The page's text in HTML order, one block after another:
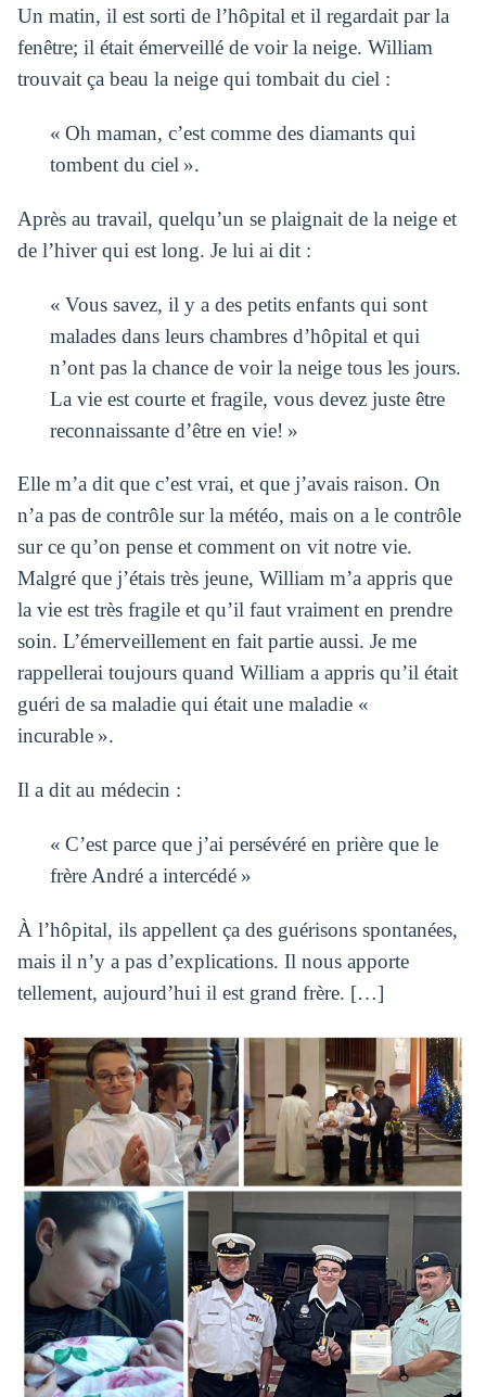
Un matin, il est sorti de l’hôpital et il regardait par la
fenêtre; il était émerveillé de voir la neige. William
trouvait ça beau la neige qui tombait du ciel :
« Oh maman, c’est comme des diamants qui
tombent du ciel ».
Après au travail, quelqu’un se plaignait de la neige et
de l’hiver qui est long. Je lui ai dit :
« Vous savez, il y a des petits enfants qui sont
malades dans leurs chambres d’hôpital et qui
n’ont pas la chance de voir la neige tous les jours.
La vie est courte et fragile, vous devez juste être
reconnaissante d’être en vie! »
Elle m’a dit que c’est vrai, et que j’avais raison. On
n’a pas de contrôle sur la météo, mais on a le contrôle
sur ce qu’on pense et comment on vit notre vie.
Malgré que j’étais très jeune, William m’a appris que
la vie est très fragile et qu’il faut vraiment en prendre
soin. L’émerveillement en fait partie aussi. Je me
rappellerai toujours quand William a appris qu’il était
guéri de sa maladie qui était une maladie «
incurable ».
Il a dit au médecin :
« C’est parce que j’ai persévéré en prière que le
frère André a intercédé »
À l’hôpital, ils appellent ça des guérisons spontanées,
mais il n’y a pas d’explications. Il nous apporte
tellement, aujourd’hui il est grand frère. […]